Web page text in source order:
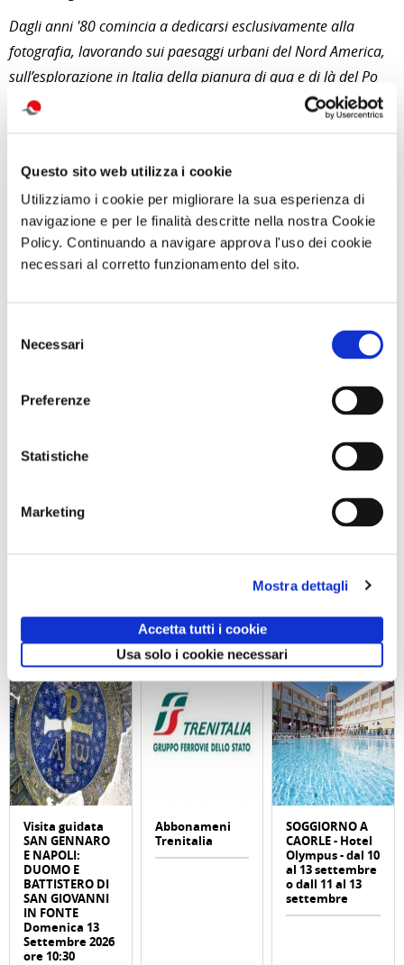
Questo sito web utilizza i cookie
Utilizziamo i cookie per migliorare la sua esperienza di
navigazione e per le finalità descritte nella nostra Cookie
Policy. Continuando a navigare approva l'uso dei cookie
necessari al corretto funzionamento del sito.
delNecessari
Preferenze
Statistiche
Marketing
Mostra dettagli
Accetta tutti i cookie
Usa solo i cookie necessari
Dagli anni '80 comincia a dedicarsi esclusivamente alla
fotografia, lavorando sui paesaggi urbani del Nord America,
sull’esplorazione in Italia della pianura di qua e di là del Po
e concentrandosi nel proprio studio e all'Accademia su un
pubblici e privati in
Italia, Francia, Regno Unito, Germania,
Stati Uniti e Canada.
Alla fine della sua lunga carriera artistica, Gajani è ritornato
nel 2009.
di Redazione Cralt Magazine
Visita guidata
SAN GENNARO
E NAPOLI:
DUOMO E
BATTISTERO DI
SAN GIOVANNI
IN FONTE
Domenica 13
Settembre 2026
ore 10:30
Abbonameni
Trenitalia
SOGGIORNO A
CAORLE - Hotel
Olympus - dal 10
al 13 settembre
o dall 11 al 13
settembre